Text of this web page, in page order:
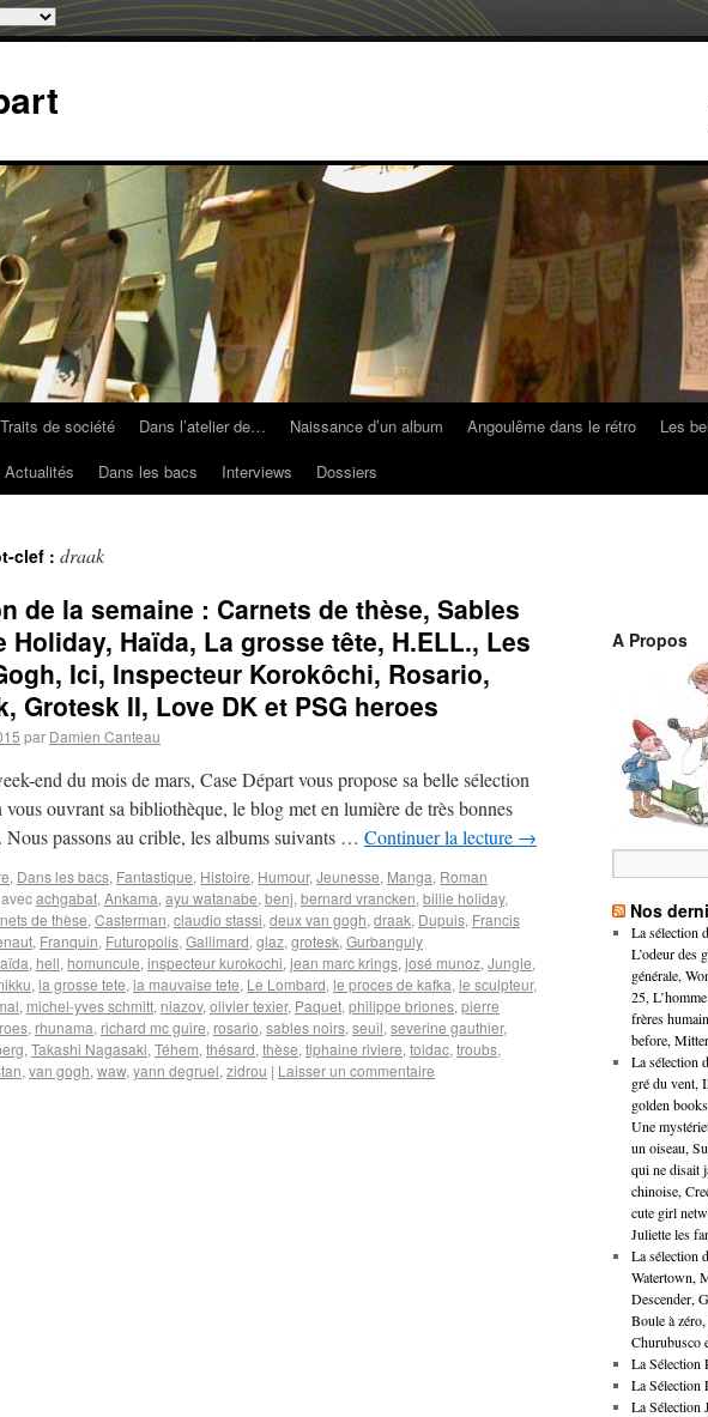
Traits de société Dans l’atelier de… Naissance d’un album Angoulême dans le rétro
Les
Actualités Dans les bacs Interviews Dossiers
clef : draak
de la semaine : Carnets de thèse, Sables
Haïda, La grosse tête, H.ELL., Les
Ici, Inspecteur Korokôchi, Rosario,
Grotesk II, Love DK et PSG heroes
par Damien Canteau
end du mois de mars, Case Départ vous propose sa belle sélection
vous ouvrant sa bibliothèque, le blog met en lumière de très bonnes
Nous passons au crible, les albums suivants … Continuer la lecture →
, Dans les bacs, Fantastique, Histoire, Humour, Jeunesse, Manga, Roman
achgabat, Ankama, ayu watanabe, benj, bernard vrancken, billie holiday,
de thèse, Casterman, claudio stassi, deux van gogh, draak, Dupuis, Francis
, Franquin, Futuropolis, Gallimard, glaz, grotesk, Gurbanguly
, hell, homuncule, inspecteur kurokochi, jean marc krings, josé munoz, Jungle,
, la grosse tete, la mauvaise tete, Le Lombard, le proces de kafka, le sculpteur,
, michel-yves schmitt, niazov, olivier texier, Paquet, philippe briones, pierre
, rhunama, richard mc guire, rosario, sables noirs, seuil, severine gauthier,
, Takashi Nagasaki, Téhem, thésard, thèse, tiphaine riviere, toldac, troubs,
, van gogh, waw, yann degruel, zidrou | Laisser un commentaire
A Propos
Nos
La sélection
L’odeur des
générale,
25,
frères
before,
La sélection
gré du vent,
golden
Une
un oiseau,
qui ne disait
chinoise,
cute girl
Juliette les
La sélection
Watertown,
Descender,
Boule à
Churubusco
La Sélection
La Sélection
La Sélection